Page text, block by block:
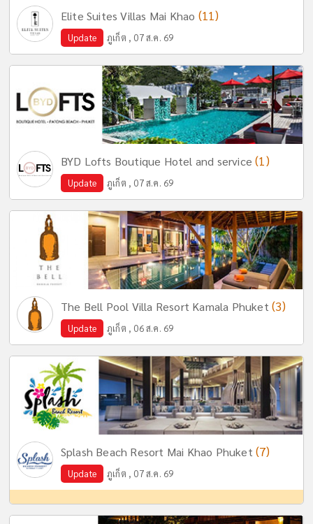
Elite Suites Villas Mai Khao (11)
Update ภูเก็ต , 07 ส.ค. 69
BYD Lofts Boutique Hotel and service(1)
Update ภูเก็ต , 07 ส.ค. 69
The Bell Pool Villa Resort Kamala Phuket (3)
Update ภูเก็ต , 06 ส.ค. 69
Splash Beach Resort Mai Khao Phuket (7)
Update ภูเก็ต , 07 ส.ค. 69